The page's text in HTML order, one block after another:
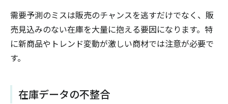
需要予測のミスは販売のチャンスを逃すだけでなく、販
売見込みのない在庫を大量に抱える要因になります。特
に新商品やトレンド変動が激しい商材では注意が必要で
す。
在庫データの不整合